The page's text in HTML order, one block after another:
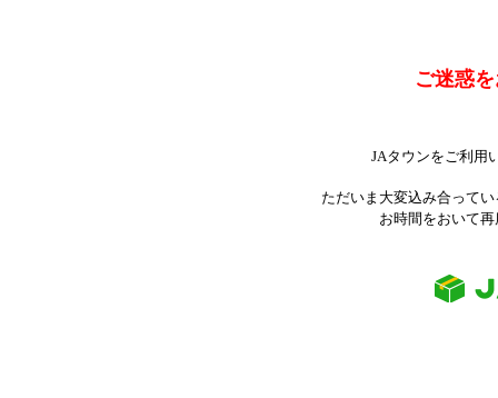
ご迷惑
JAタウンをご利用
ただいま大変込み合って
お時間をおいて